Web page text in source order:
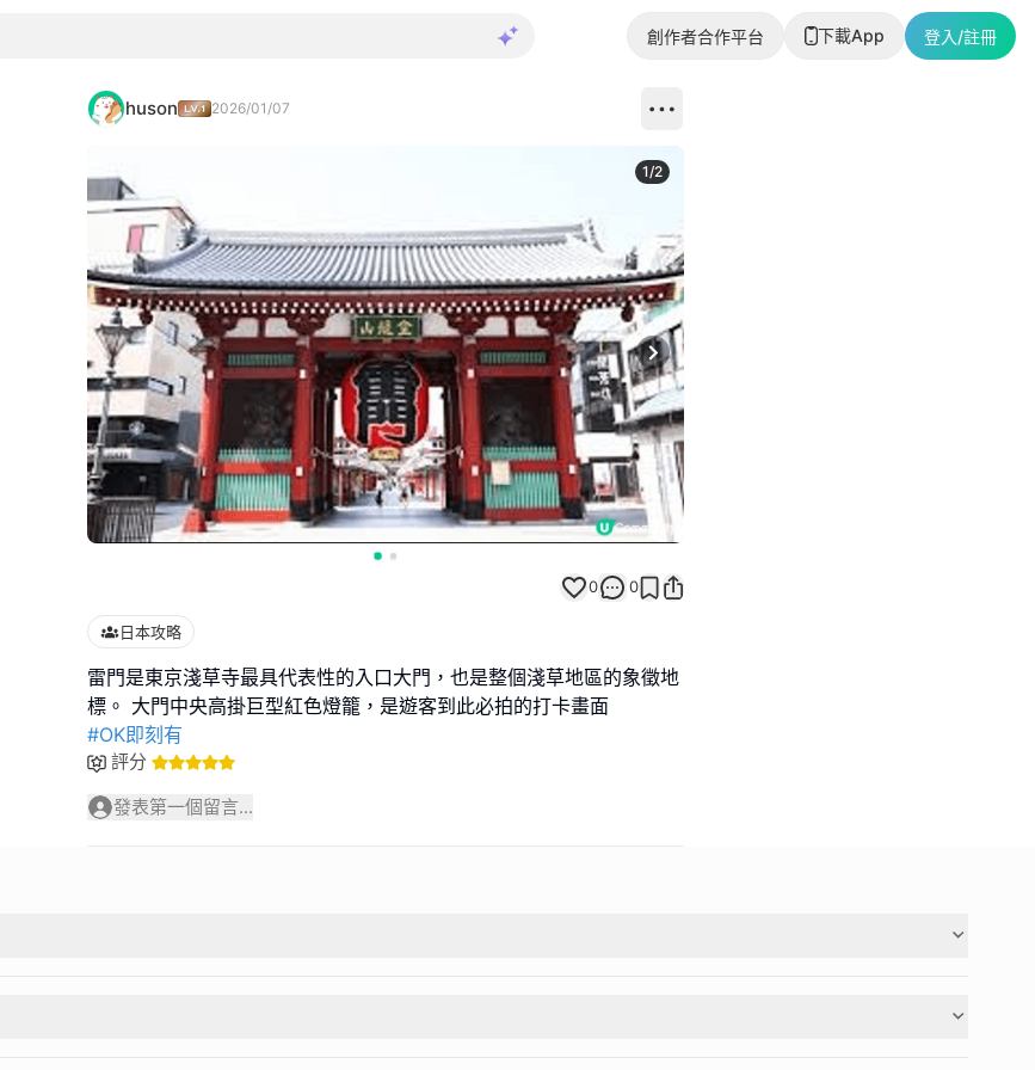
創作者合作平台 下載App 登入/註冊
huson 2026/01/07
Next slide
1/2
0 0
日本攻略
雷門是東京淺草寺最具代表性的入口大門，也是整個淺草地區的象徵地
#OK即刻有
評分
發表第一個留言...